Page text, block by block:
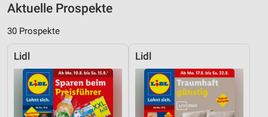
Aktuelle Prospekte
30 Prospekte
Lidl Lidl